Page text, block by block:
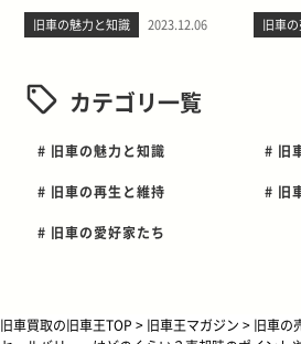
旧車の魅力と知識 2023.12.06 旧車
カテゴリ一覧
# 旧車の魅力と知識 # 旧
# 旧車の再生と維持 # 旧
# 旧車の愛好家たち
旧車買取の旧車王TOP > 旧車王マガジン > 旧車の